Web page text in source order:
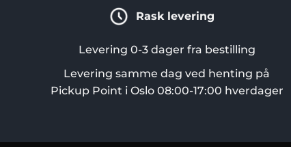
varianter.
Alternativene
velges
på
produktsiden
Rask levering
Levering 0-3 dager fra bestilling
Levering samme dag ved henting på
Pickup Point i Oslo 08:00-17:00 hverdager